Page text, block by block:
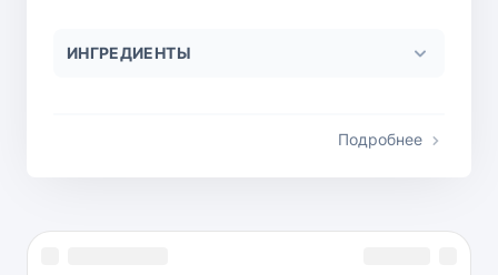
ИНГРЕДИЕНТЫ
Подробнее